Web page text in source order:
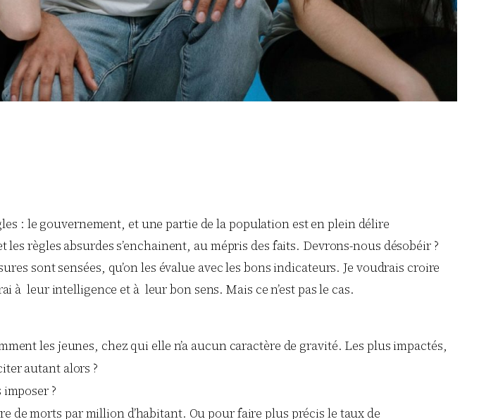
: le gouvernement, et une partie de la population est en plein délire
règles absurdes s’enchainent, au mépris des faits. Devrons-nous désobéir ?
sont sensées, qu’on les évalue avec les bons indicateurs. Je voudrais croire
à leur intelligence et à leur bon sens. Mais ce n’est pas le cas.
les jeunes, chez qui elle n’a aucun caractère de gravité. Les plus impactés,
autant alors ?
?
de morts par million d’habitant. Ou pour faire plus précis le taux de